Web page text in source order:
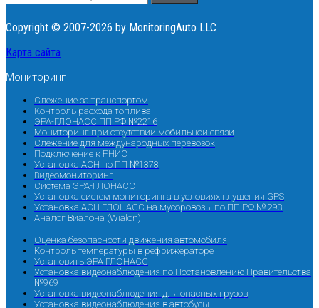
Copyright © 2007-2026 by MonitoringAuto LLC
Карта сайта
Мониторинг
Слежение за транспортом
Контроль расхода топлива
ЭРА-ГЛОНАСС ПП РФ №2216
Мониторинг при отсутствии мобильной связи
Слежение для международных перевозок
Подключение к РНИС
Установка АСН по ПП №1378
Видеомониторинг
Система ЭРА-ГЛОНАСС
Установка систем мониторинга в условиях глушения GPS
Установка АСН ГЛОНАСС на мусоровозы по ПП РФ № 293
Аналог Виалона (Wialon)
Оценка безопасности движения автомобиля
Контроль температуры в рефрижераторе
Установить ЭРА ГЛОНАСС
Установка видеонаблюдения по Постановлению Правительства
№969
Установка видеонаблюдения для опасных грузов
Установка видеонаблюдения в автобусы